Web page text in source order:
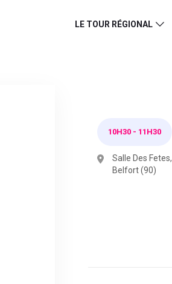
LE TOUR RÉGIONAL
10H30 - 11H30
Salle Des Fetes,
Belfort (90)